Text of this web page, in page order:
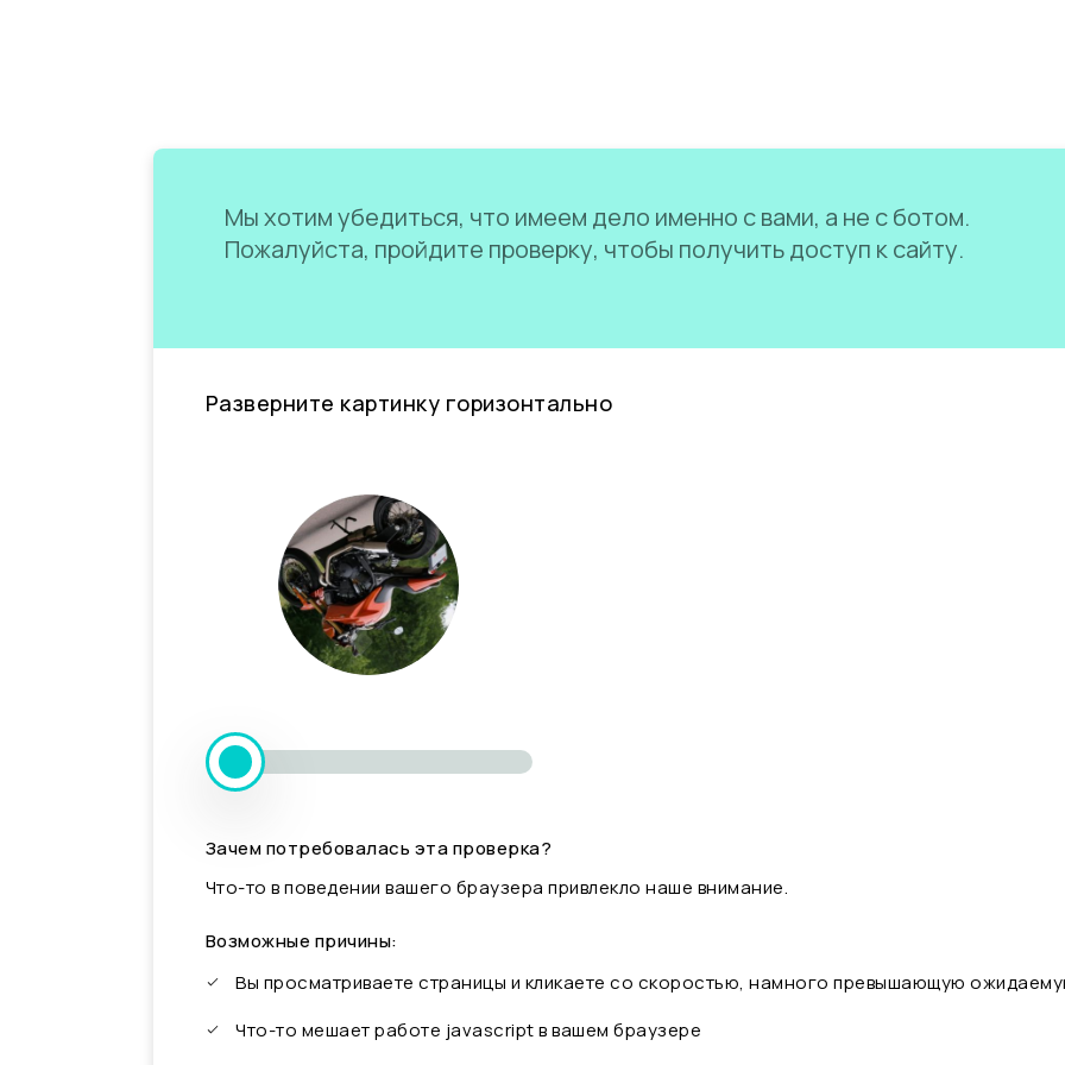
Мы хотим убедиться, что имеем дело именно с вами, а не с ботом.
Пожалуйста, пройдите проверку, чтобы получить доступ к сайту.
Разверните картинку горизонтально
Зачем потребовалась эта проверка?
Что-то в поведении вашего браузера привлекло наше внимание.
Возможные причины:
Вы просматриваете страницы и кликаете со скоростью, намного превышающую
Что-то мешает работе javascript в вашем браузере